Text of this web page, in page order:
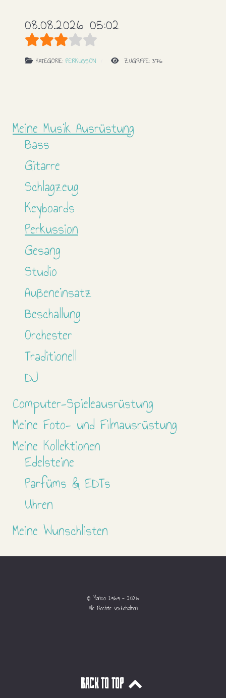
08.08.2026 05:02
Bewertung: 3/
KATEGORIE: PERKUSSION ZUGRIFFE: 376
Meine Musik Ausrüstung
Bass
Gitarre
Schlagzeug
Keyboards
Perkussion
Gesang
Studio
Außeneinsatz
Beschallung
Orchester
Traditionell
DJ
Computer-Spieleausrüstung
Meine Foto- und Filmausrüstung
Meine Kollektionen
Edelsteine
Parfüms & EDTs
Uhren
Meine Wunschlisten
© Yanco 1969 - 2026
Alle Rechte vorbehalten
Back to top